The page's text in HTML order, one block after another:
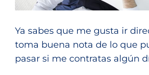
Ya sabes que me gusta ir
toma buena nota de lo que
pasar si me contratas algún